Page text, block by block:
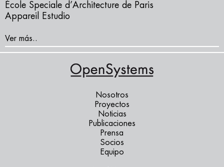
École Speciale d’Architecture de Paris
Appareil
Estudio
Ver más..
Nosotros
Proyectos
Noticias
Publicaciones
Prensa
Socios
Equipo